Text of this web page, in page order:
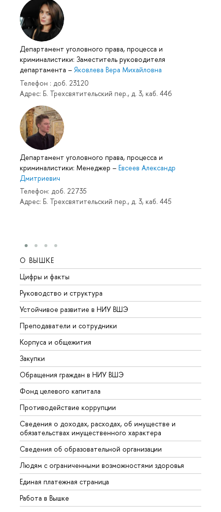
Департамент уголовного права, процесса и
криминалистики: Заместитель руководителя
департамента – Яковлева Вера Михайловна
Телефон : доб. 23120
Адрес: Б. Трехсвятительский пер., д. 3, каб. 446
Департамент уголовного права, процесса и
криминалистики: Менеджер – Евсеев Александр
Дмитриевич
Телефон: доб. 22735
Адрес: Б. Трехсвятительский пер., д. 3, каб. 445
О ВЫШКЕ
Цифры и факты
Руководство и структура
Устойчивое развитие в НИУ ВШЭ
Преподаватели и сотрудники
Корпуса и общежития
Закупки
Обращения граждан в НИУ ВШЭ
Фонд целевого капитала
Противодействие коррупции
Сведения о доходах, расходах, об имуществе и
обязательствах имущественного характера
Сведения об образовательной организации
Людям с ограниченными возможностями здоровья
Единая платежная страница
Работа в Вышке